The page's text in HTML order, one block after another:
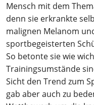
Mensch mit dem
denn sie erkrankte
malignen Melanom
sportbegeisterten
So betonte sie wie
Trainingsumstände
Sicht den Trend zum
gab aber auch zu